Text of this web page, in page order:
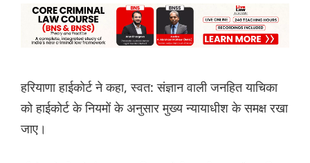
हरियाणा हाईकोर्ट ने कहा, स्वत: संज्ञान वाली जनहित याचिका
को हाईकोर्ट के नियमों के अनुसार मुख्य न्यायाधीश के समक्ष रखा
जाए।